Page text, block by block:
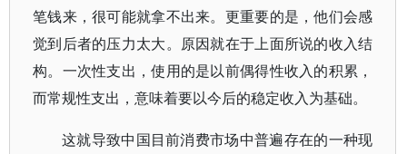
笔钱来，很可能就拿不出来。更重要的是，他们会感
觉到后者的压力太大。原因就在于上面所说的收入结
构。一次性支出，使用的是以前偶得性收入的积累，
而常规性支出，意味着要以今后的稳定收入为基础。
这就导致中国目前消费市场中普遍存在的一种现